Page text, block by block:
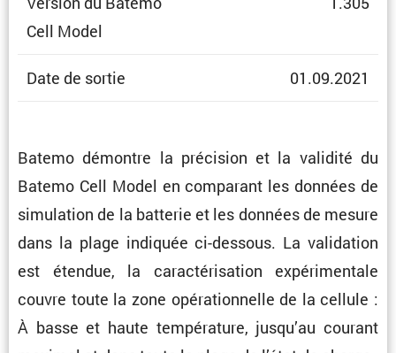
Cell Model
Date de sortie 01.09.2021
Batemo démontre la préci­sion et la validité du
Batemo Cell Model en compa­rant les données de
simula­tion de la batterie et les données de mesure
dans la plage indiquée ci-dessous. La valida­tion
est étendue, la carac­té­ri­sa­tion expéri­men­tale
couvre toute la zone opéra­tion­nelle de la cellule :
À basse et haute tempé­ra­ture, jusqu’au courant